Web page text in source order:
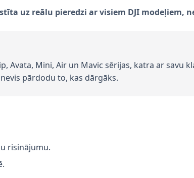
uz reālu pieredzi ar visiem DJI modeļiem,
Avata, Mini, Air un Mavic sērijas, katra ar savu
pārdodu to, kas dārgāks.
risinājumu.